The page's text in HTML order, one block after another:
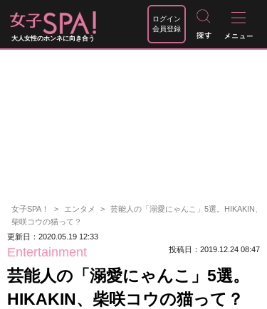
大人女性のホンネに向き合う
ログイン
会員登録
女子SPA！ エンタメ
芸能人の「溺愛にゃんこ」5選。HIKAKIN、
柴咲コウの猫って？
更新日：2020.05.19 12:33
Entertainment 投稿日：2019.12.24 08:47
芸能人の「溺愛にゃんこ」5選。
HIKAKIN、柴咲コウの猫って？